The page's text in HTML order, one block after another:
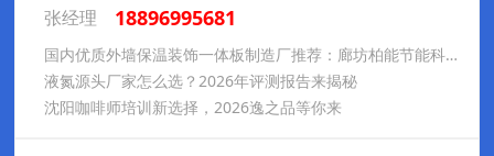
张经理
18896995681
国内优质外墙保温装饰一体板制造厂推荐：廊坊柏能节能科技有限公司解决方案
液氮源头厂家怎么选？2026年评测报告来揭秘
沈阳咖啡师培训新选择，2026逸之品等你来